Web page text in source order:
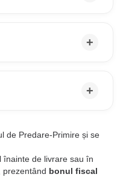
de Predare-Primire și se
înainte de livrare sau în
, prezentând bonul fiscal